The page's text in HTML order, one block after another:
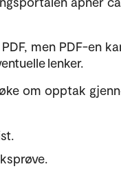
men PDF-en
lenker.
om opptak